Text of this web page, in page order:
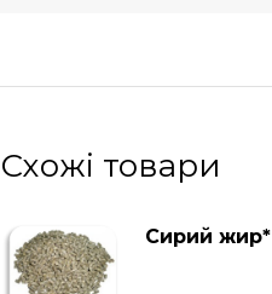
Схожі товари
Сирий жир*